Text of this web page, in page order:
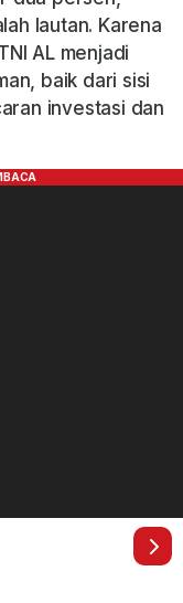
lautan. Karena
AL menjadi
baik dari sisi
investasi dan